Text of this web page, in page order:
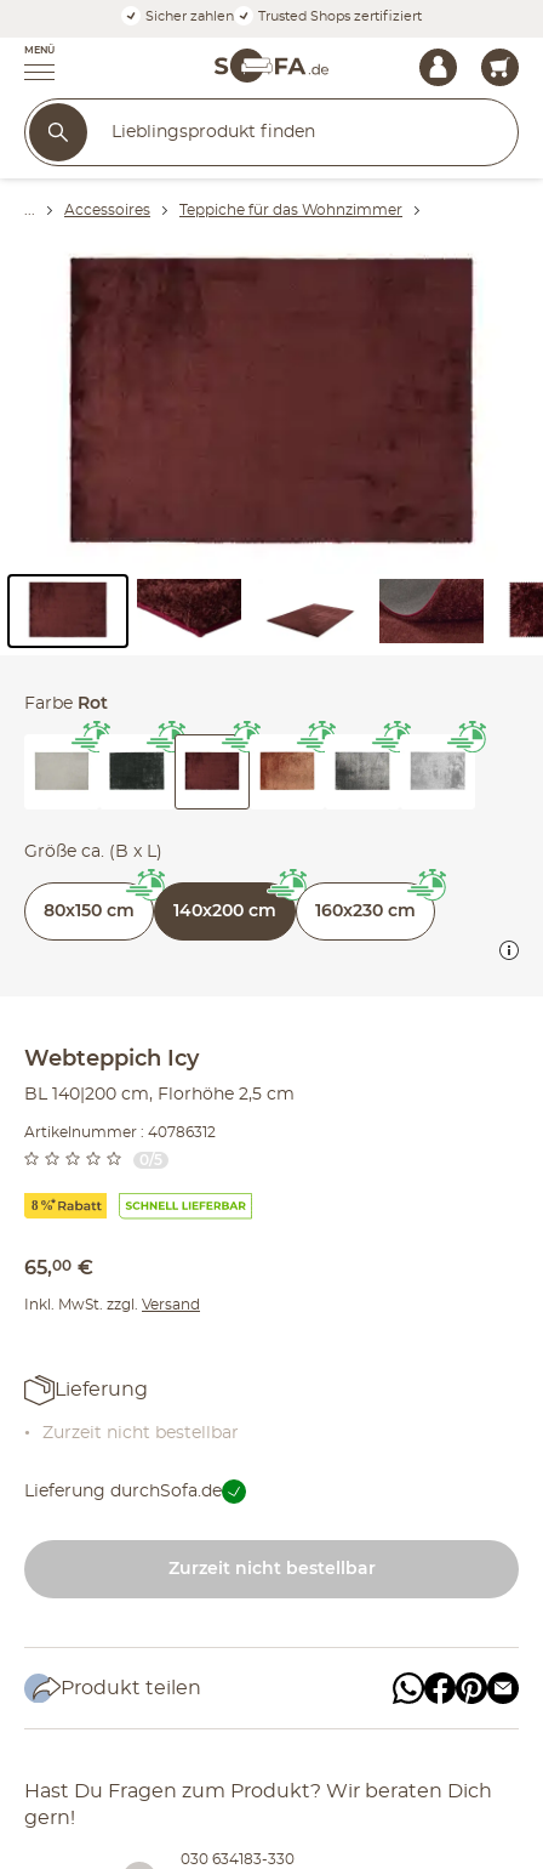
Sicher zahlen Trusted Shops zertifiziert
MENÜ
Accessoires Teppiche für das Wohnzimmer
Webteppich Icy
BL 140|200 cm, Florhöhe 2,5 cm
Artikelnummer : 40786312
0/5
65,00 €
Inkl. MwSt. zzgl. Versand
Farbe Rot
Größe ca. (B x L)
80x150 cm 140x200 cm 160x230 cm
Lieferung
Zurzeit nicht bestellbar
Lieferung durchSofa.de
Zurzeit nicht bestellbar
Produkt teilen
Hast Du Fragen zum Produkt? Wir beraten Dich
gern!
030 634183-330